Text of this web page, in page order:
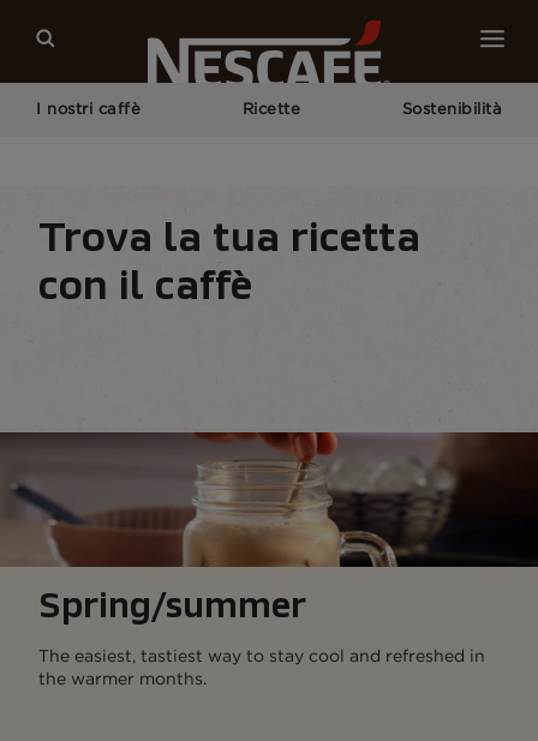
I nostri caffè Ricette Sostenibilità
Trova la tua ricetta
con il caffè
Spring/summer
The easiest, tastiest way to stay cool and refreshed in
the warmer months.